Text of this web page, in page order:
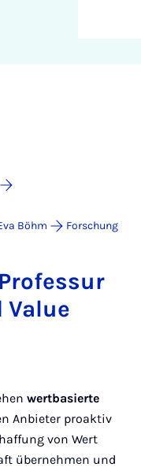
Böhm
Forschung
wertbasierte
Anbieter proaktiv
von Wert
übernehmen und